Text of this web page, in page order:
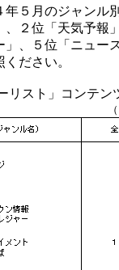
５月のジャンル
、２位「天気予報
」、５位「ニュー
ください。
リスト」コンテン